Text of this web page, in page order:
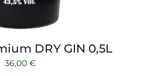
DRY GIN 0,5L
36,00 €